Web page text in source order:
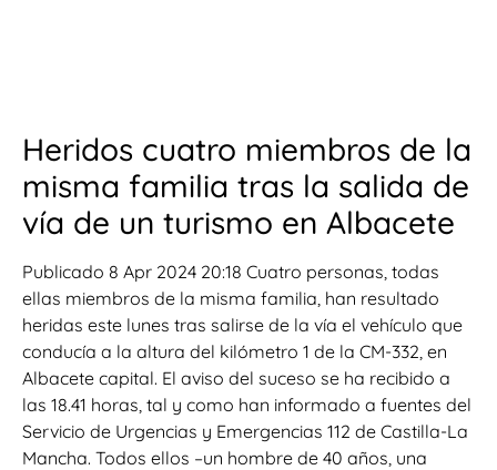
Heridos cuatro miembros de la
misma familia tras la salida de
vía de un turismo en Albacete
Publicado 8 Apr 2024 20:18 Cuatro personas, todas
ellas miembros de la misma familia, han resultado
heridas este lunes tras salirse de la vía el vehículo que
conducía a la altura del kilómetro 1 de la CM-332, en
Albacete capital. El aviso del suceso se ha recibido a
las 18.41 horas, tal y como han informado a fuentes del
Servicio de Urgencias y Emergencias 112 de Castilla-La
Mancha. Todos ellos –un hombre de 40 años, una